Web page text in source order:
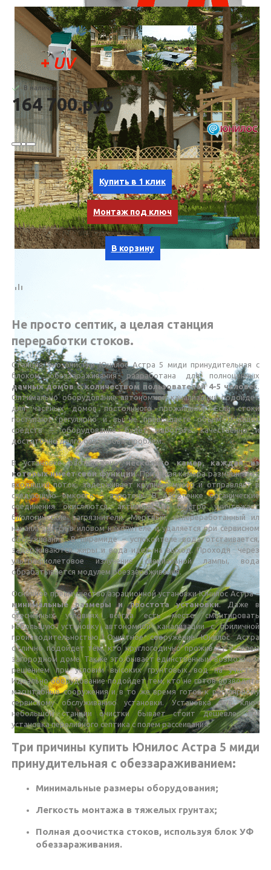
В наличии
164 700.руб
Купить в 1 клик
Монтаж под ключ
В корзину
Не просто септик, а целая станция
переработки стоков.
Станция био очистки Юнилос Астра 5 миди принудительная с
блоком обеззараживания разработана для полноценных
дачных домов с количеством пользователей 4-5 человек.
Оптимально оборудование автономной канализации подойдет
для частных домов постоянного проживания. Если стоки
поступают регулярно и вы не превышаете объем моющих
средств – оборудование будет работать качественно и
достаточно долго без особых проблем.
В установке расположенонесколько камер, каждая из
которых имеет свои функции. Приемная камера размешивает
входящий поток, задерживает крупный мусор и отправляет в
следующую емкость – аэротенк. В Аэротенке органические
соединения окисляются, активный ил быстро уничтожает
биологические загрязнители. Мертвый, непереработанный ил
накапливается в иловом накопителе и удаляется при сервисном
обслуживании. В пирамиде – успокоителе вода отстаивается,
задерживаются жиры и вода идет на выход. Проходя через
ультрафиолетовое излучение специальной лампы, вода
обрабатывается модулем обеззараживания.
Основное преимущество аэрационной установки Юнилос Астра –
минимальные размеры и простота установки. Даже в
стесненных условиях всегда есть место смонтировать
небольшую установку автономной канализации с приличной
производительностью. Очистное сооружение Юнилос Астра
отлично подойдет тем, кто круглогодично проживает в своем
загородном доме. Также это бывает единственным возможным
решением при условии высоких грунтовых вод на участке.
Идеально оборудование подойдет тем, кто не готов возводить
масштабные сооружения и в то же время готов к регулярному
сервисному обслуживанию установки. Установка под ключ
небольшой станции очистки бывает стоит дешевле, чем
установка переливного септика с полем рассеивания.
Три причины купить Юнилос Астра 5 миди
принудительная с обеззараживанием:
Минимальные размеры оборудования;
Легкость монтажа в тяжелых грунтах;
Полная доочистка стоков, используя блок УФ
обеззараживания.